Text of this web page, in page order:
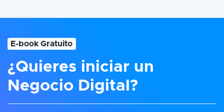
E-book Gratuito
¿Quieres iniciar un
Negocio Digital?